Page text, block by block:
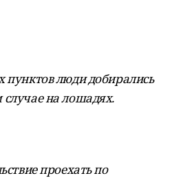
пунктов люди добирались
на лошадях.
проехать по